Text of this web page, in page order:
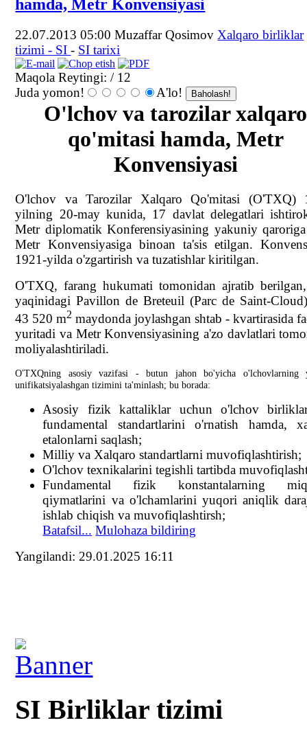
hamda, Metr Konvensiyasi
22.07.2013 05:00Muzaffar Qosimov Xalqaro birliklar
tizimi - SI- SI tarixi
Maqola Reytingi: / 12
Juda yomon!
A'lo!
O'lchov va tarozilar xalqaro
qo'mitasi hamda, Metr
Konvensiyasi
O'lchov va Tarozilar Xalqaro Qo'mitasi (O'TXQ)
yilning 20-may kunida, 17 davlat delegatlari
Metr diplomatik Konferensiyasining yakuniy
Metr Konvensiyasiga binoan ta'sis etilgan.
1921-yilda o'zgartirish va tuzatishlar kiritilgan.
O'TXQ, farang hukumati tomonidan ajratib
yaqinidagi Pavillon de Breteuil (Parc de Saint-
43 520 m2 maydonda joylashgan shtab - kvartirasida
yuritadi va Metr Konvensiyasining a'zo davlatlari
moliyalashtiriladi.
O'TXQning asosiy vazifasi - butun jahon bo'yicha o'lchovlarning
unifikatsiyalashgan tizimini ta'minlash; bu borada:
Asosiy fizik kattaliklar uchun o'lchov
fundamental standartlarini o'rnatish hamda,
etalonlarni saqlash;
Milliy va Xalqaro standartlarni muvofiqlashtirish;
O'lchov texnikalarini tegishli tartibda
Fundamental fizik konstantalarning
qiymatlarini va o'lchamlarini yuqori aniqlik
ishlab chiqish va muvofiqlashtirsh;
Batafsil... Mulohaza bildiring
Yangilаndi: 29.01.2025 16:11
SI Birliklar tizimi